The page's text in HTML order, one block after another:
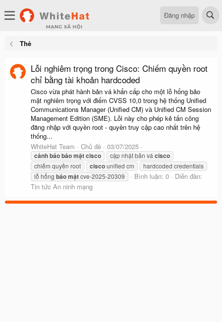
Đăng nhập
Thẻ
Lỗi nghiêm trọng trong Cisco: Chiếm quyền root
chỉ bằng tài khoản hardcoded
Cisco vừa phát hành bản vá khẩn cấp cho một lỗ hổng bảo
mật nghiêm trọng với điểm CVSS 10,0 trong hệ thống Unified
Communications Manager (Unified CM) và Unified CM Session
Management Edition (SME). Lỗi này cho phép kẻ tấn công
đăng nhập với quyền root - quyền truy cập cao nhất trên hệ
thống...
WhiteHat Team
Chủ đề 03/07/2025
cảnhbáobảomậtcisco cập nhật bản vá cisco
chiếm quyền root ciscounified cm
hardcoded credentials
lỗ hổng bảomậtcve-2025-20309 Bình luận: 0
Diễn đàn:
Tin tức An ninh mạng